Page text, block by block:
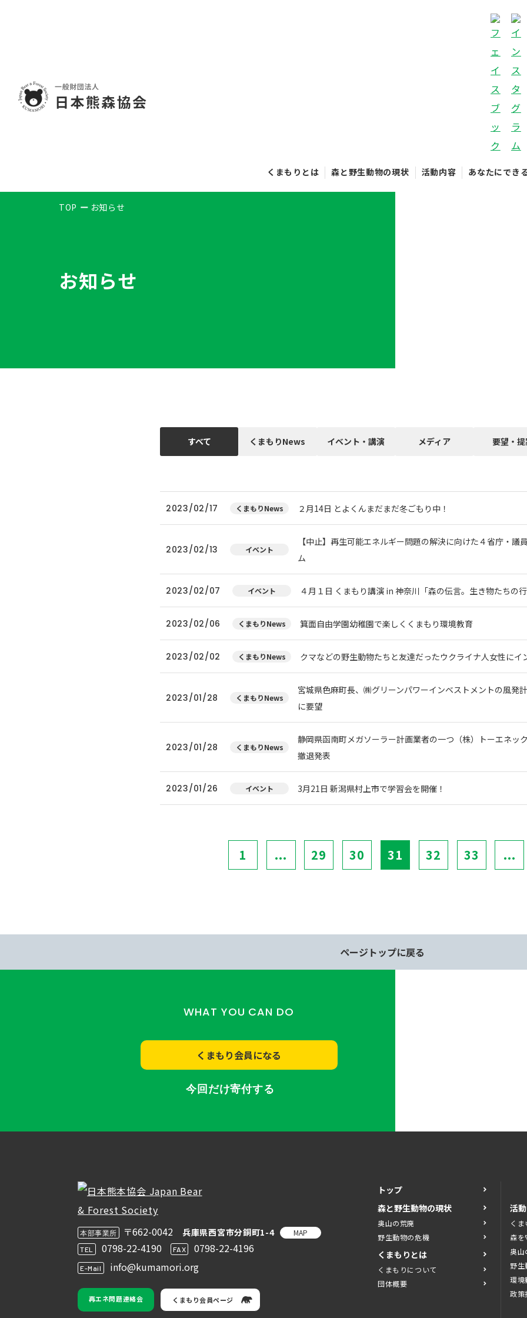
くまもりとは 森と野生動物の現状 活動内容 あなたにでき
TOP お知らせ
お知らせ
すべて くまもりNews イベント・講演 メディア 要望・
2023/02/17 くまもりNews ２月14日 とよくんまだまだ冬ごもり中！
2023/02/13 イベント
【中止】再生可能エネルギー問題の解決に向けた４省庁・議
ム
2023/02/07 イベント ４月１日 くまもり講演 in 神奈川「森の伝言。生き物たちの
2023/02/06 くまもりNews 箕面自由学園幼稚園で楽しくくまもり環境教育
2023/02/02 くまもりNews クマなどの野生動物たちと友達だったウクライナ人女性にイ
2023/01/28 くまもりNews
宮城県色麻町長、㈱グリーンパワーインベストメントの風発
に要望
2023/01/28 くまもりNews
静岡県函南町メガソーラー計画業者の一つ（株）トーエネッ
撤退発表
2023/01/26 イベント 3月21日 新潟県村上市で学習会を開催！
1 ... 29 30 31 32 33 ...
ページトップに戻る
WHAT YOU CAN DO
くまもり会員になる
今回だけ寄付する
本部事業所 〒662-0042 兵庫県西宮市分銅町1-4 MAP
TEL 0798-22-4190 FAX 0798-22-4196
E-Mail info@kumamori.org
再エネ問題連絡会 くまもり会員ページ
トップ
森と野生動物の現状
奥山の荒廃
野生動物の危機
くまもりとは
くまもりについて
団体概要
活
く
森を
奥山
野生
環境
政策